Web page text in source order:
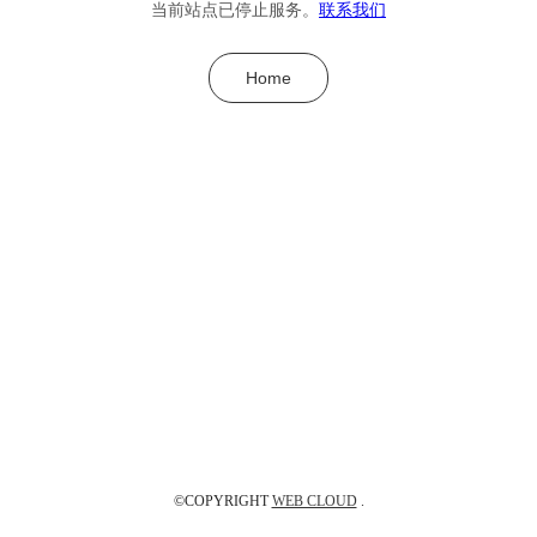
当前站点已停止服务。 联系我们
Home
©COPYRIGHTWEB CLOUD.